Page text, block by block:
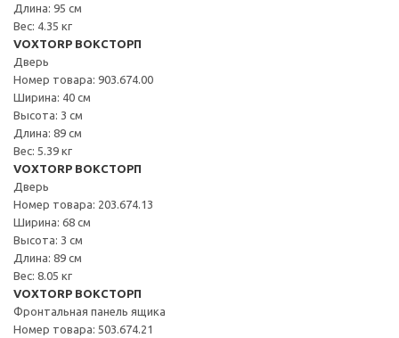
Длина: 95 см
Вес: 4.35 кг
VOXTORP ВОКСТОРП
Дверь
Номер товара: 903.674.00
Ширина: 40 см
Высота: 3 см
Длина: 89 см
Вес: 5.39 кг
VOXTORP ВОКСТОРП
Дверь
Номер товара: 203.674.13
Ширина: 68 см
Высота: 3 см
Длина: 89 см
Вес: 8.05 кг
VOXTORP ВОКСТОРП
Фронтальная панель ящика
Номер товара: 503.674.21